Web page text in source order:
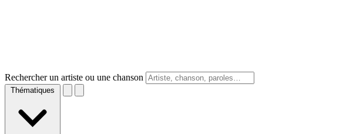
Rechercher un artiste ou une chanson
Thématiques